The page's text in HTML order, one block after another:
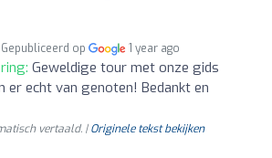
Gepubliceerd op 1 year ago
Geweldige tour met onze gids
er echt van genoten! Bedankt en
vertaald. |Originele tekst bekijken